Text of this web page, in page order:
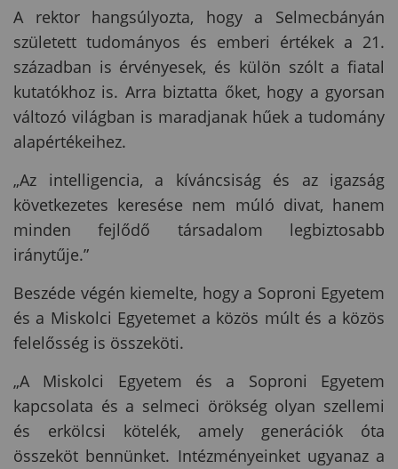
A rektor hangsúlyozta, hogy a Selmecbányán
született tudományos és emberi értékek a 21.
században is érvényesek, és külön szólt a fiatal
kutatókhoz is. Arra biztatta őket, hogy a gyorsan
változó világban is maradjanak hűek a tudomány
alapértékeihez.
„Az intelligencia, a kíváncsiság és az igazság
következetes keresése nem múló divat, hanem
minden fejlődő társadalom legbiztosabb
iránytűje.”
Beszéde végén kiemelte, hogy a Soproni Egyetem
és a Miskolci Egyetemet a közös múlt és a közös
felelősség is összeköti.
„A Miskolci Egyetem és a Soproni Egyetem
kapcsolata és a selmeci örökség olyan szellemi
és erkölcsi kötelék, amely generációk óta
összeköt bennünket. Intézményeinket ugyanaz a